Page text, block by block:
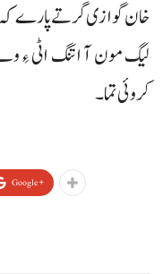
خان گوازی گرتے پارے کہ
لیگ مون آ اتنگ اٹی ءِ
کروئی تما۔
Google+